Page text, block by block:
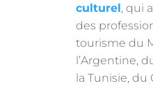
culturel, qui
des
tourisme du
l’Argentine,
la Tunisie, du